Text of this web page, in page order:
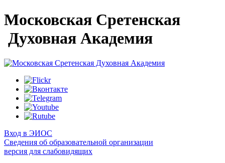
Московская Сретенская
Духовная Академия
Вход в ЭИОС
Сведения об образовательной организации
версия для слабовидящих